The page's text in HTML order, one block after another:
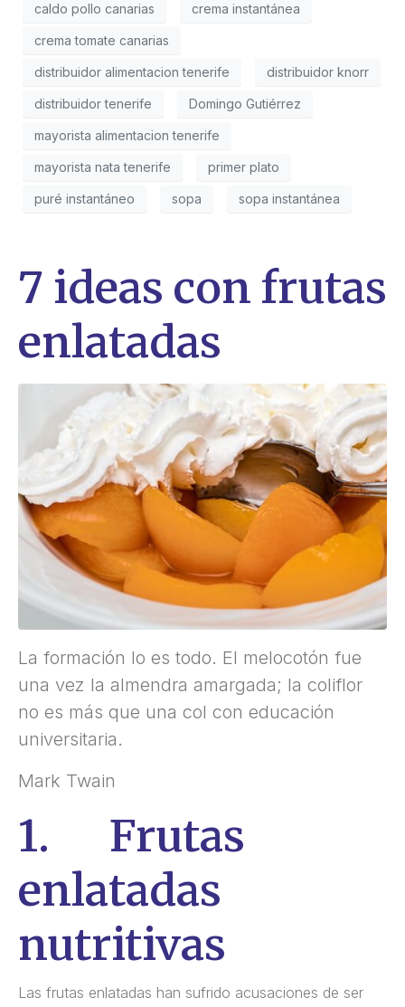
caldo pollo canarias crema instantánea
crema tomate canarias
distribuidor alimentacion tenerife distribuidor knorr
distribuidor tenerife Domingo Gutiérrez
mayorista alimentacion tenerife
mayorista nata tenerife primer plato
puré instantáneo sopa sopa instantánea
7 ideas con frutas
enlatadas
La formación lo es todo. El melocotón fue
una vez la almendra amargada; la coliflor
no es más que una col con educación
universitaria.
Mark Twain
1. Frutas
enlatadas
nutritivas
Las frutas enlatadas han sufrido acusaciones de ser